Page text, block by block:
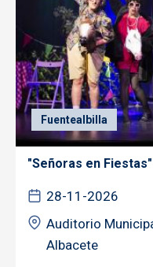
Fuentealbilla
"Señoras en
28-11-2026
Auditorio
Albacete